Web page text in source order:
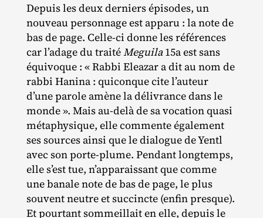
Depuis les deux derniers épisodes, un
nouveau personnage est apparu : la note de
bas de page. Celle‐​ci donne les références
car l’adage du traitéMeguila15a est sans
équivoque : « Rabbi Eleazar a dit au nom de
rabbi Hanina : quiconque cite l’auteur
d’une parole amène la délivrance dans le
monde ». Mais au‐​delà de sa vocation quasi
métaphysique, elle commente également
ses sources ainsi que le dialogue de Yentl
avec son porte‐​plume. Pendant longtemps,
elle s’est tue, n’apparaissant que comme
une banale note de bas de page, le plus
souvent neutre et succincte (enfin presque).
Et pourtant sommeillait en elle, depuis le